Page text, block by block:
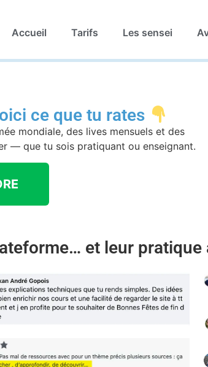
Accueil Tarifs Les sensei
ce que tu rates
mondiale, des lives mensuels et des
— que tu sois pratiquant ou enseignant.
et leur pratique